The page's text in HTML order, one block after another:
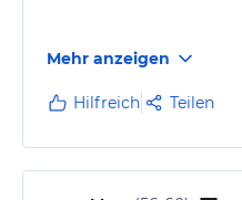
Einzig das Frühstück war
Der Check out verlief
Die Rechnung wurde
geschmießen...schnell
Mehr anzeigen
Hilfreich Teilen